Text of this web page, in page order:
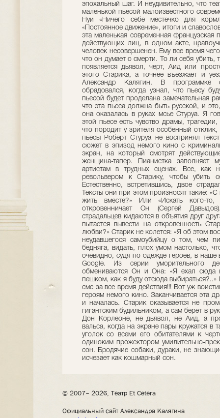
эпохальный шаг. И неудивительно, что
маленькой пьесой малоизвестного
Нуи «Ничего себе местечко для
«Постоянное движение», итоги и
эта маленькая современная французская
действующих лиц, в одном акте,
человек несовершенен. Ему все время
что он думает о смерти. То ли себя убить,
появляется дьявол, черт, Аид или
этого Старика, а точнее въезжает и
Александр Калягин. В программке
обрадовался, когда узнал, что пьесу
пьесой будет проделана замечательная
что эта пьеса должна быть русской, и
она оказалась в руках мсье Стуруа. Я
этой пьесе есть чувство драмы,
что породит у зрителя особенный
пьесы Роберт Стуруа не воспринял
сюжет в эпизод немого кино с
экран, на который смотрят
женщина-тапер. Пианистка заполняет
артистам в трудных сценах. Все,
револьвером к Старику, чтобы убить
Естественно, встретившись, двое
Тексты они при этом произносят такие:
жить вместе?» Или «Искать кого-
откровенничает Он (Сергей
страдальцев кидаются в объятия друг
пытается вывести на откровенность
любви?» Старик не колется: «Я об этом
неудавшегося самоубийцу о том, чем
бедняга, видать, плох умом настолько,
очевидно, судя по одежде героев, в наше
Google. Из серии уморительного
обмениваются Он и Она: «Я ехал сюда
пешком, как я буду отсюда
смс за все время действия!!! Вот уж
героям немого кино. Заканчивается эта
и началась. Старик оказывается не
гигантским будильником, а сам берет в
Дон Корлеоне, не дьявол, не Аид, а
вальса, когда на экране пары кружатся в
уголок со всеми его обитателями к
одиноким прожектором умилительно-
сон. Бродячие собаки, дураки, не
исчезает как кошмарный сон.
© 2007– 2026, Театр Et Cetera
Официальный сайт Александра Калягина